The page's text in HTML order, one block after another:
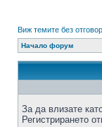
Виж темите без отговор
Начало форум
За да влизате
Регистрирането